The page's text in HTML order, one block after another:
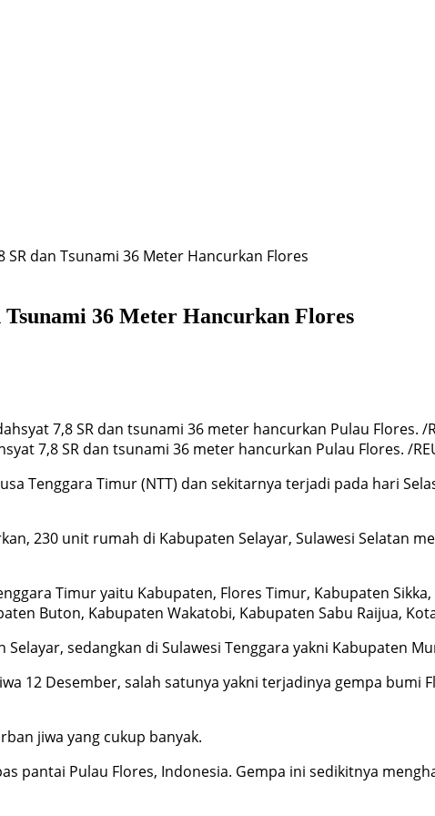
dan Tsunami 36 Meter Hancurkan Flores
Tsunami 36 Meter Hancurkan Flores
7,8 SR dan tsunami 36 meter hancurkan Pulau Flores. /
Tenggara Timur (NTT) dan sekitarnya terjadi pada hari
230 unit rumah di Kabupaten Selayar, Sulawesi Selatan
Timur yaitu Kabupaten, Flores Timur, Kabupaten
Buton, Kabupaten Wakatobi, Kabupaten Sabu Raijua,
sedangkan di Sulawesi Tenggara yakni Kabupaten
12 Desember, salah satunya yakni terjadinya gempa bumi
jiwa yang cukup banyak.
pantai Pulau Flores, Indonesia. Gempa ini sedikitnya